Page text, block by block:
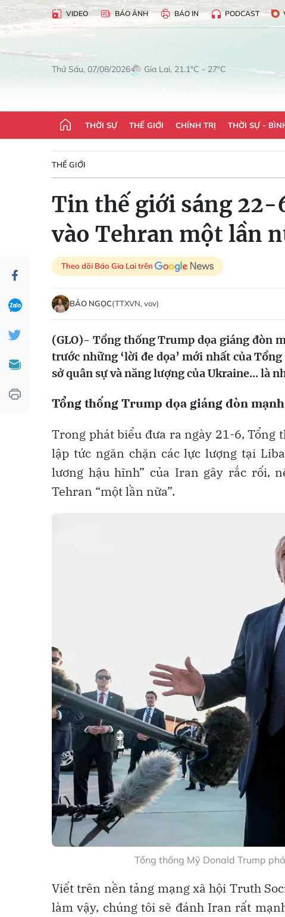
VIDEO BÁO ẢNH BÁO IN PODCAST
Thứ Sáu, 07/08/2026 Gia Lai, 21.1°C - 27°C
THỜI SỰ THẾ GIỚI CHÍNH TRỊ THỜI SỰ -
THẾ GIỚI
Tin thế giới sáng
vào Tehran một lần
Theo dõi Báo Gia Lai trên
BẢO NGỌC(TTXVN, vov)
(GLO)- Tổng thống Trump dọa giáng đòn
trước những ‘lời đe dọa’ mới nhất của
sở quân sự và năng lượng của Ukraine... là
Tổng thống Trump dọa giáng đòn
Trong phát biểu đưa ra ngày 21-6, Tổng
lập tức ngăn chặn các lực lượng tại
lương hậu hĩnh” của Iran gây rắc rối,
Tehran “một lần nữa”.
Tổng thống Mỹ Donald Trump
Viết trên nền tảng mạng xã hội Truth
làm vậy, chúng tôi sẽ đánh Iran rất